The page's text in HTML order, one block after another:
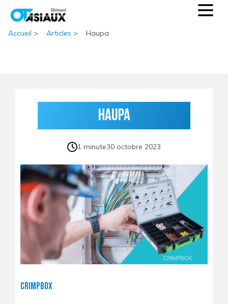
Accueil > Articles > Haupa
Haupa
1 minute30 octobre 2023
Crimpbox